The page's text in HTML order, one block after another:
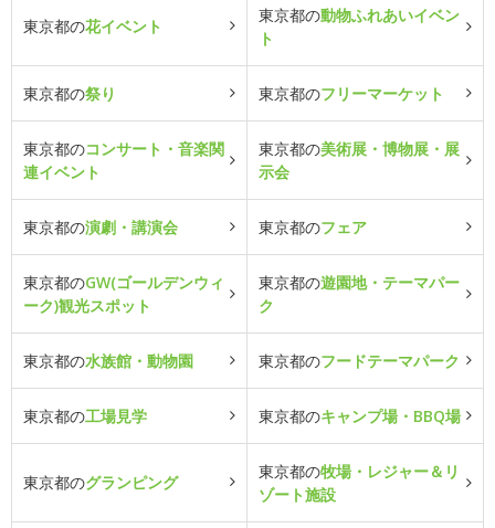
東京都の花イベント
東京都の動物ふれあいイベン
ト
東京都の祭り 東京都のフリーマーケット
東京都のコンサート・音楽関
連イベント
東京都の美術展・博物展・展
示会
東京都の演劇・講演会 東京都のフェア
東京都のGW(ゴールデンウィ
ーク)観光スポット
東京都の遊園地・テーマパー
ク
東京都の水族館・動物園 東京都のフードテーマパーク
東京都の工場見学 東京都のキャンプ場・BBQ場
東京都のグランピング
東京都の牧場・レジャー＆リ
ゾート施設